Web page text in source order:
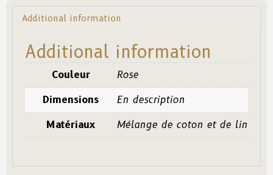
Additional information
Additional information
Couleur Rose
Dimensions En description
Matériaux Mélange de coton et de lin